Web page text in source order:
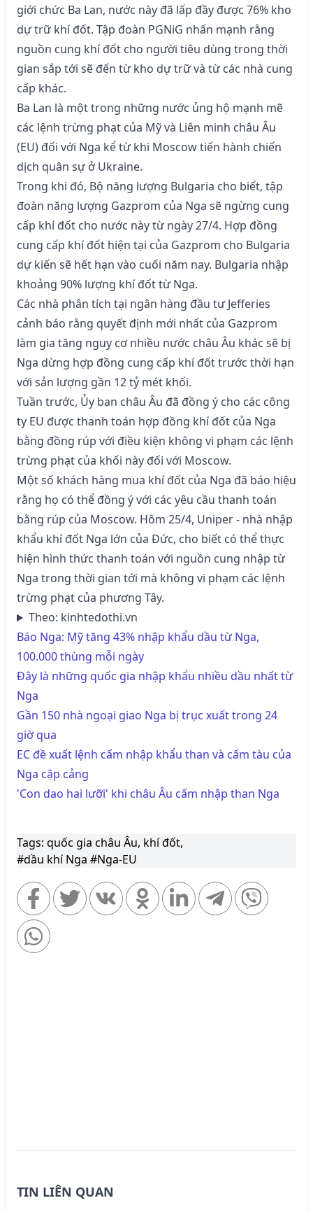
giới chức Ba Lan, nước này đã lấp đầy được 76% kho
dự trữ khí đốt. Tập đoàn PGNiG nhấn mạnh rằng
nguồn cung khí đốt cho người tiêu dùng trong thời
gian sắp tới sẽ đến từ kho dự trữ và từ các nhà cung
cấp khác.
Ba Lan là một trong những nước ủng hộ mạnh mẽ
các lệnh trừng phạt của Mỹ và Liên minh châu Âu
(EU) đối với Nga kể từ khi Moscow tiến hành chiến
dịch quân sự ở Ukraine.
Trong khi đó, Bộ năng lượng Bulgaria cho biết, tập
đoàn năng lượng Gazprom của Nga sẽ ngừng cung
cấp khí đốt cho nước này từ ngày 27/4. Hợp đồng
cung cấp khí đốt hiện tại của Gazprom cho Bulgaria
dự kiến sẽ hết hạn vào cuối năm nay. Bulgaria nhập
khoảng 90% lượng khí đốt từ Nga.
Các nhà phân tích tại ngân hàng đầu tư Jefferies
cảnh báo rằng quyết định mới nhất của Gazprom
làm gia tăng nguy cơ nhiều nước châu Âu khác sẽ bị
Nga dừng hợp đồng cung cấp khí đốt trước thời hạn
với sản lượng gần 12 tỷ mét khối.
Tuần trước, Ủy ban châu Âu đã đồng ý cho các công
ty EU được thanh toán hợp đồng khí đốt của Nga
bằng đồng rúp với điều kiện không vi phạm các lệnh
trừng phạt của khối này đối với Moscow.
Một số khách hàng mua khí đốt của Nga đã báo hiệu
rằng họ có thể đồng ý với các yêu cầu thanh toán
bằng rúp của Moscow. Hôm 25/4, Uniper - nhà nhập
khẩu khí đốt Nga lớn của Đức, cho biết có thể thực
hiện hình thức thanh toán với nguồn cung nhập từ
Nga trong thời gian tới mà không vi phạm các lệnh
trừng phạt của phương Tây.
Theo: kinhtedothi.vn
Báo Nga: Mỹ tăng 43% nhập khẩu dầu từ Nga,
100.000 thùng mỗi ngày
Đây là những quốc gia nhập khẩu nhiều dầu nhất từ
Nga
Gần 150 nhà ngoại giao Nga bị trục xuất trong 24
giờ qua
EC đề xuất lệnh cấm nhập khẩu than và cấm tàu của
Nga cập cảng
'Con dao hai lưỡi' khi châu Âu cấm nhập than Nga
Tags: quốc gia châu Âu, khí đốt,
#dầu khí Nga #Nga-EU
TIN LIÊN QUAN